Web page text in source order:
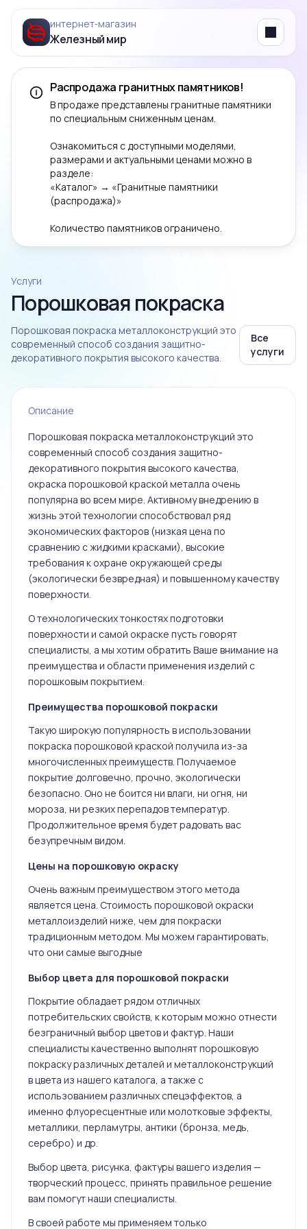
интернет‑магазин
Железный мир Menu
Распродажа гранитных памятников!
В продаже представлены гранитные памятники
по специальным сниженным ценам.
Ознакомиться с доступными моделями,
размерами и актуальными ценами можно в
разделе:
«Каталог» → «Гранитные памятники
(распродажа)»
Количество памятников ограничено.
Услуги
Порошковая покраска
Порошковая покраска металлоконструкций это
современный способ создания защитно-
декоративного покрытия высокого качества.
Все
услуги
Описание
Порошковая покраска металлоконструкций это
современный способ создания защитно-
декоративного покрытия высокого качества,
окраска порошковой краской металла очень
популярна во всем мире. Активному внедрению в
жизнь этой технологии способствовал ряд
экономических факторов (низкая цена по
сравнению с жидкими красками), высокие
требования к охране окружающей среды
(экологически безвредная) и повышенному качеству
поверхности.
О технологических тонкостях подготовки
поверхности и самой окраске пусть говорят
специалисты, а мы хотим обратить Ваше внимание на
преимущества и области применения изделий с
порошковым покрытием.
Преимущества порошковой покраски
Такую широкую популярность в использовании
покраска порошковой краской получила из-за
многочисленных преимуществ. Получаемое
покрытие долговечно, прочно, экологически
безопасно. Оно не боится ни влаги, ни огня, ни
мороза, ни резких перепадов температур.
Продолжительное время будет радовать вас
безупречным видом.
Цены на порошковую окраску
Очень важным преимуществом этого метода
является цена. Стоимость порошковой окраски
металлоизделий ниже, чем для покраски
традиционным методом. Мы можем гарантировать,
что они самые выгодные
Выбор цвета для порошковой покраски
Покрытие обладает рядом отличных
потребительских свойств, к которым можно отнести
безграничный выбор цветов и фактур. Наши
специалисты качественно выполнят порошковую
покраску различных деталей и металлоконструкций
в цвета из нашего каталога, а также с
использованием различных спецэффектов, а
именно флуоресцентные или молотковые эффекты,
металлики, перламутры, антики (бронза, медь,
серебро) и др.
Выбор цвета, рисунка, фактуры вашего изделия —
творческий процесс, принять правильное решение
вам помогут наши специалисты.
В своей работе мы применяем только